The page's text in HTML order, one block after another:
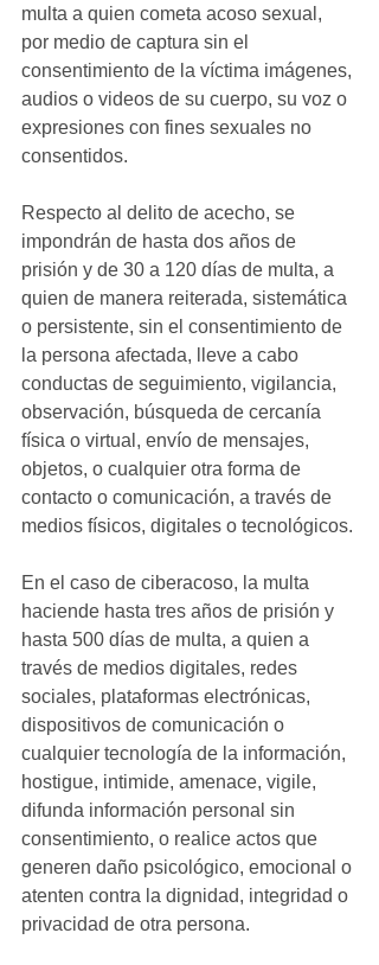
multa a quien cometa acoso sexual,
por medio de captura sin el
consentimiento de la víctima imágenes,
audios o videos de su cuerpo, su voz o
expresiones con fines sexuales no
consentidos.
Respecto al delito de acecho, se
impondrán de hasta dos años de
prisión y de 30 a 120 días de multa, a
quien de manera reiterada, sistemática
o persistente, sin el consentimiento de
la persona afectada, lleve a cabo
conductas de seguimiento, vigilancia,
observación, búsqueda de cercanía
física o virtual, envío de mensajes,
objetos, o cualquier otra forma de
contacto o comunicación, a través de
medios físicos, digitales o tecnológicos.
En el caso de ciberacoso, la multa
haciende hasta tres años de prisión y
hasta 500 días de multa, a quien a
través de medios digitales, redes
sociales, plataformas electrónicas,
dispositivos de comunicación o
cualquier tecnología de la información,
hostigue, intimide, amenace, vigile,
difunda información personal sin
consentimiento, o realice actos que
generen daño psicológico, emocional o
atenten contra la dignidad, integridad o
privacidad de otra persona.